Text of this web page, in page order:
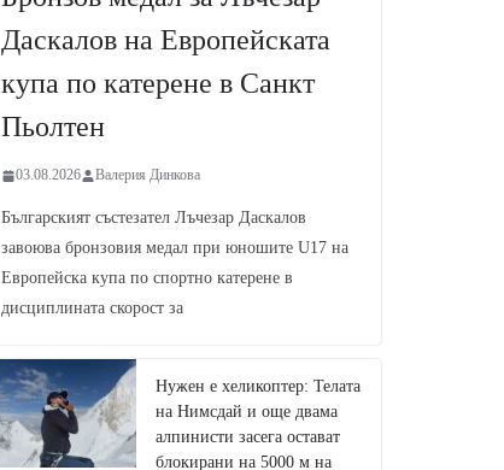
Даскалов на Европейската
купа по катерене в Санкт
Пьолтен
03.08.2026 Валерия Динкова
Българският състезател Лъчезар Даскалов
завоюва бронзовия медал при юношите U17 на
Европейска купа по спортно катерене в
дисциплината скорост за
Нужен е хеликоптер: Телата
на Нимсдай и още двама
алпинисти засега остават
блокирани на 5000 м на